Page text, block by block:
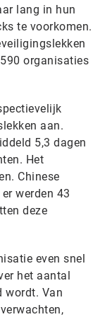
lang in hun
te voorkomen.
organisaties
aan.
5,3 dagen
Het
Chinese
werden 43
deze
even snel
het aantal
wordt. Van